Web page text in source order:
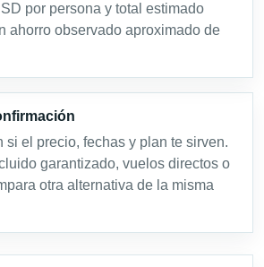
por persona y total estimado
ahorro observado aproximado de
si el precio, fechas y plan te sirven.
garantizado, vuelos directos o
otra alternativa de la misma